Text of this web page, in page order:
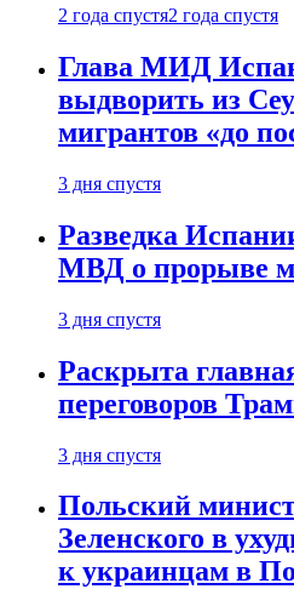
2 года спустя2 года спустя
Глава МИД
выдворить из
мигрантов «до
3 дня спустя
Разведка
МВД о прорыве
3 дня спустя
Раскрыта
переговоров
3 дня спустя
Польский
Зеленского в
к украинцам в